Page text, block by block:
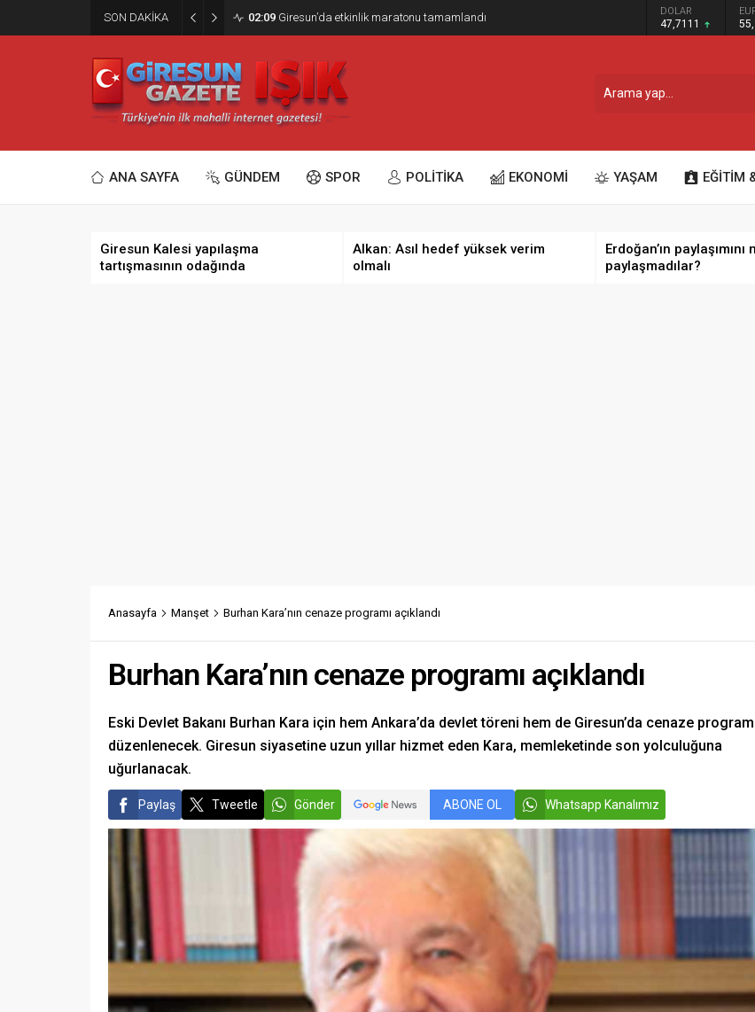
SON DAKİKA 02:09 Giresun’da etkinlik maratonu tamamlandı DOLAR
47,7111
ANA SAYFA GÜNDEM SPOR POLİTİKA EKONOMİ YAŞAM EĞİTİM
Giresun Kalesi yapılaşma
tartışmasının odağında
Alkan: Asıl hedef yüksek verim
olmalı
Erdoğan’ın paylaşımını
paylaşmadılar?
Anasayfa Manşet Burhan Kara’nın cenaze programı açıklandı
Burhan Kara’nın cenaze programı açıklandı
Eski Devlet Bakanı Burhan Kara için hem Ankara’da devlet töreni hem de Giresun’da cenaze
düzenlenecek. Giresun siyasetine uzun yıllar hizmet eden Kara, memleketinde son yolculuğuna
uğurlanacak.
Paylaş Tweetle Gönder ABONE OL Whatsapp Kanalımız